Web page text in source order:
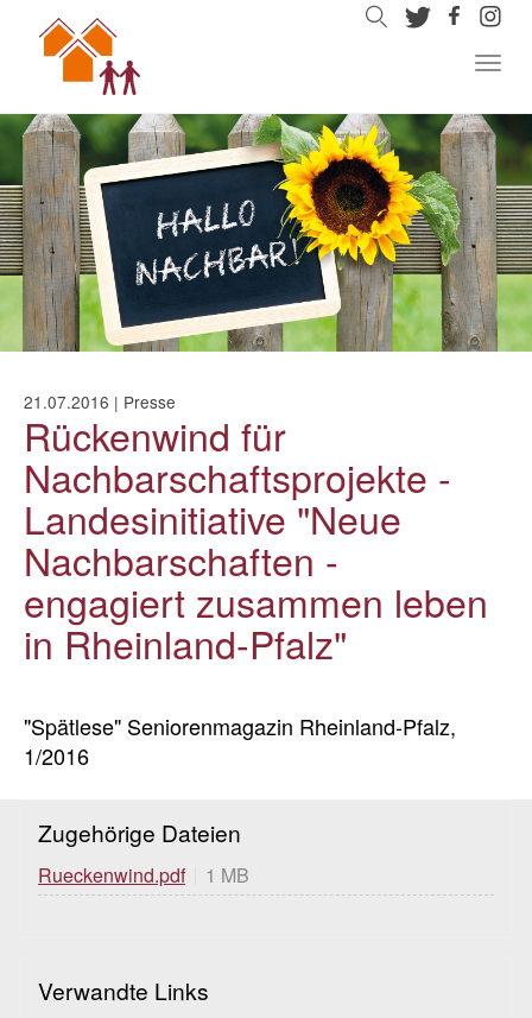
Inhalt
21.07.2016 | Presse
Rückenwind für
Nachbarschaftsprojekte -
Landesinitiative "Neue
Nachbarschaften -
engagiert zusammen leben
in Rheinland-Pfalz"
"Spätlese" Seniorenmagazin Rheinland-Pfalz,
1/2016
Zugehörige Dateien
Rueckenwind.pdf 1 MB
Verwandte Links